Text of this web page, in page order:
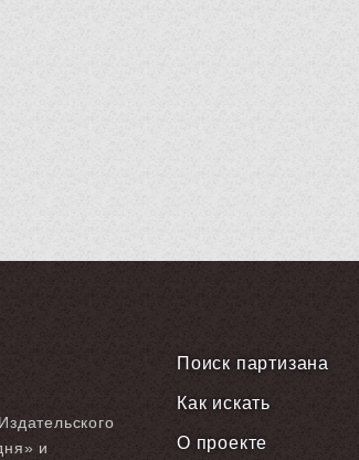
и
Поиск партизана
Как искать
О проекте